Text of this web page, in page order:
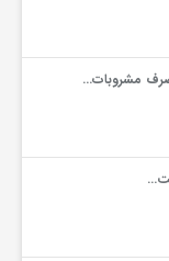
مشروبات…